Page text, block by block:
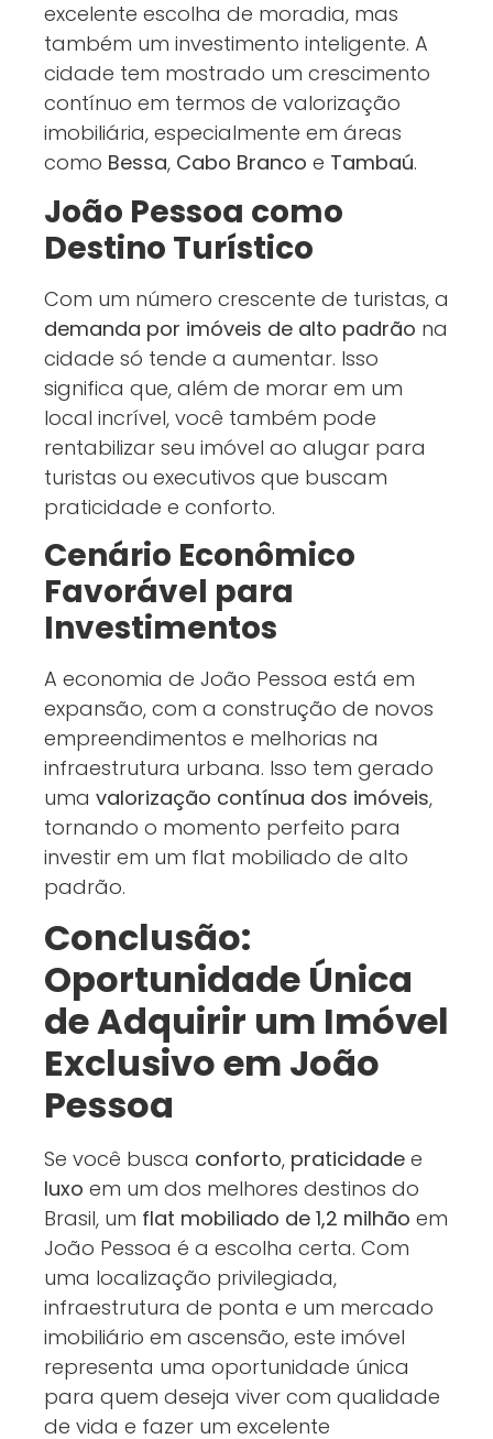
excelente escolha de moradia, mas
também um investimento inteligente. A
cidade tem mostrado um crescimento
contínuo em termos de valorização
imobiliária, especialmente em áreas
como Bessa, Cabo Branco e Tambaú.
João Pessoa como
Destino Turístico
Com um número crescente de turistas, a
demanda por imóveis de alto padrão na
cidade só tende a aumentar. Isso
significa que, além de morar em um
local incrível, você também pode
rentabilizar seu imóvel ao alugar para
turistas ou executivos que buscam
praticidade e conforto.
Cenário Econômico
Favorável para
Investimentos
A economia de João Pessoa está em
expansão, com a construção de novos
empreendimentos e melhorias na
infraestrutura urbana. Isso tem gerado
uma valorização contínua dos imóveis,
tornando o momento perfeito para
investir em um flat mobiliado de alto
padrão.
Conclusão:
Oportunidade Única
de Adquirir um Imóvel
Exclusivo em João
Pessoa
Se você busca conforto, praticidade e
luxo em um dos melhores destinos do
Brasil, um flat mobiliado de 1,2 milhão em
João Pessoa é a escolha certa. Com
uma localização privilegiada,
infraestrutura de ponta e um mercado
imobiliário em ascensão, este imóvel
representa uma oportunidade única
para quem deseja viver com qualidade
de vida e fazer um excelente